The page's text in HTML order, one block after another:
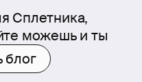
Сплетника,
можешь и ты
блог